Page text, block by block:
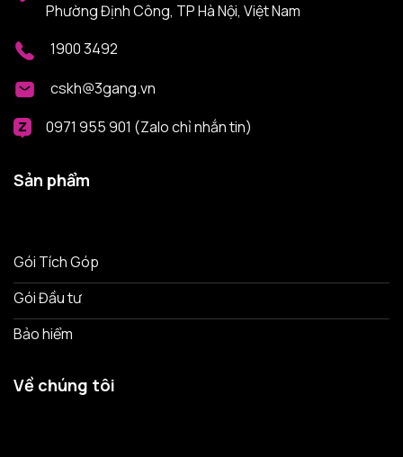
Phường Định Công, TP Hà Nội, Việt Nam
1900 3492
cskh@3gang.vn
0971 955 901 (Zalo chỉ nhắn tin)
Sản phẩm
Gói Tích Góp
Gói Đầu tư
Bảo hiểm
Về chúng tôi